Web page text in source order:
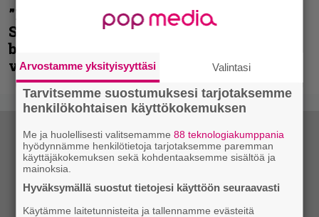
”He ovat tuoneet soittoon jotain uutta” –
Sepulturan Andreas Kisser nimeää
bändin, jonka riffit ovat tehneet
vaikutuksen
Arvostamme yksityisyyttäsi Valintasi
Tarvitsemme suostumuksesi tarjotaksemme
henkilökohtaisen käyttökokemuksen
Me ja huolellisesti valitsemamme88 teknologiakumppania
hyödynnämme henkilötietoja tarjotaksemme paremman
käyttäjäkokemuksen sekä kohdentaaksemme sisältöä ja
mainoksia.
Hyväksymällä suostut tietojesi käyttöön seuraavasti
Käytämme laitetunnisteita ja tallennamme evästeitä